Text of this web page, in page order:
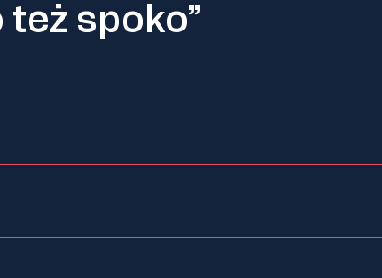
też spoko”